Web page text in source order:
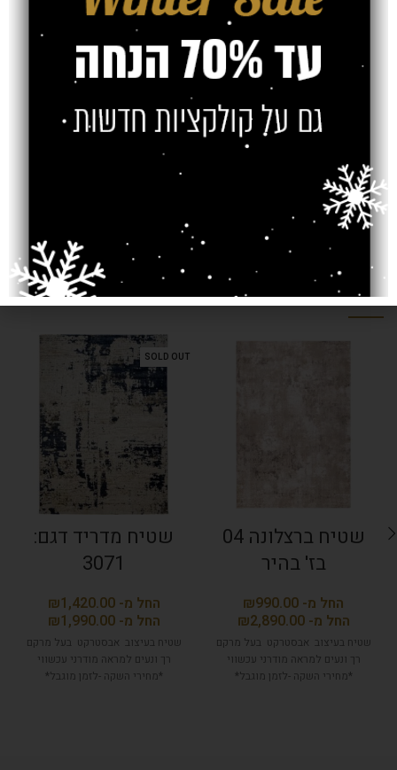
צרו קשר
מוצרים קשורים
שטיח ברצלונה 04
בז' בהיר
₪
₪
שטיח בעיצוב אבסטרקט בעל מרקם
רך ונעים למראה מודרני עכשווי
*מחירי השקה -לזמן מוגבל*
SOLD OUT
שטיח מדריד דגם:
3071
₪
₪
שטיח בעיצוב אבסטרקט בעל מרקם
רך ונעים למראה מודרני עכשווי
*מחירי השקה -לזמן מוגבל*